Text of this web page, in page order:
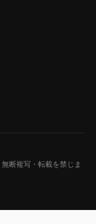
無断複写・転載を禁じま